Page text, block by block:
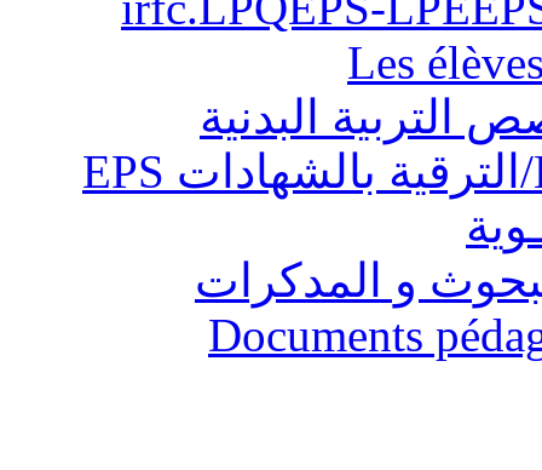
Les
التربية البدنية
و المدكرات
Documents